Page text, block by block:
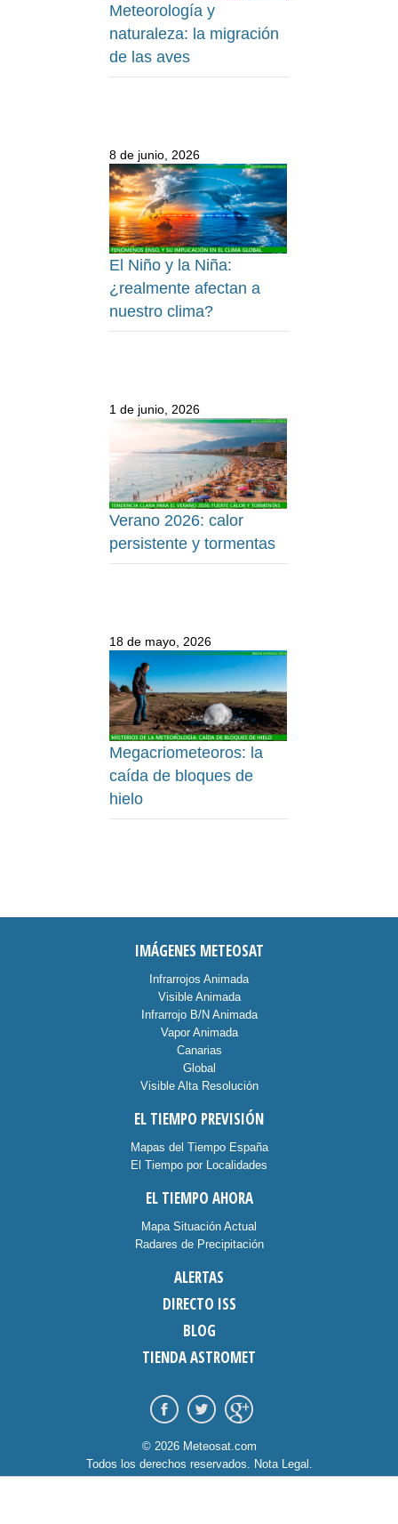
Meteorología y
naturaleza: la migración
de las aves
8 de junio, 2026
El Niño y la Niña:
¿realmente afectan a
nuestro clima?
1 de junio, 2026
Verano 2026: calor
persistente y tormentas
18 de mayo, 2026
Megacriometeoros: la
caída de bloques de
hielo
IMÁGENES METEOSAT
Infrarrojos Animada
Visible Animada
Infrarrojo B/N Animada
Vapor Animada
Canarias
Global
Visible Alta Resolución
EL TIEMPO PREVISIÓN
Mapas del Tiempo España
El Tiempo por Localidades
EL TIEMPO AHORA
Mapa Situación Actual
Radares de Precipitación
ALERTAS
DIRECTO ISS
BLOG
TIENDA ASTROMET
© 2026 Meteosat.com
Todos los derechos reservados. Nota Legal .